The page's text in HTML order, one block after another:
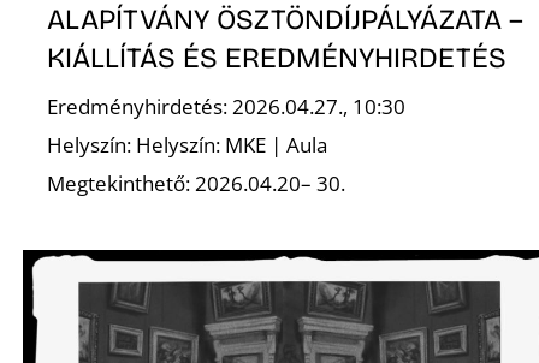
ALAPÍTVÁNY ÖSZTÖNDÍJPÁLYÁZATA –
KIÁLLÍTÁS ÉS EREDMÉNYHIRDETÉS
Eredményhirdetés: 2026.04.27., 10:30
Helyszín: Helyszín: MKE | Aula
Megtekinthető: 2026.04.20– 30.